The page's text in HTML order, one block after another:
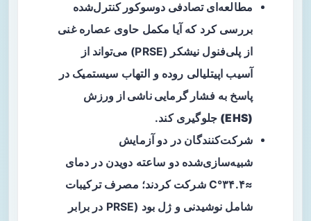
مطالعه‌ای تصادفی دوسوکور کنترل‌شده
بررسی کرد که آیا مکمل حاوی عصاره غنی
از پلی‌فنول نیشکر (PRSE) می‌تواند از
آسیب اپیتلیالی روده و التهاب سیستمیک در
پاسخ به فشار گرمایی ناشی از ورزش
(EHS)
جلوگیری کند.
شرکت‌کنندگان در دو آزمایش
شبیه‌سازی‌شده دو ساعته دویدن در دمای
≈۳۴.۴°C شرکت کردند؛ مصرف ترکیبات
شامل نوشیدنی و ژل بود (PRSE در برابر